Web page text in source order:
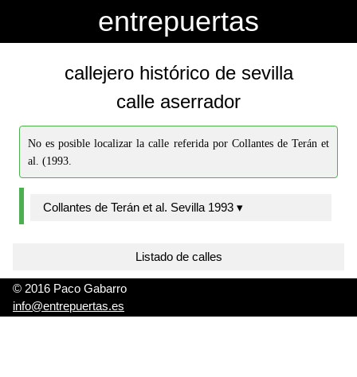
entrepuertas
callejero histórico de sevilla
calle aserrador
No es posible localizar la calle referida por Collantes de Terán et
al. (1993.
Collantes de Terán et al. Sevilla 1993 ▾
Listado de calles
© 2016 Paco Gabarro
info@entrepuertas.es